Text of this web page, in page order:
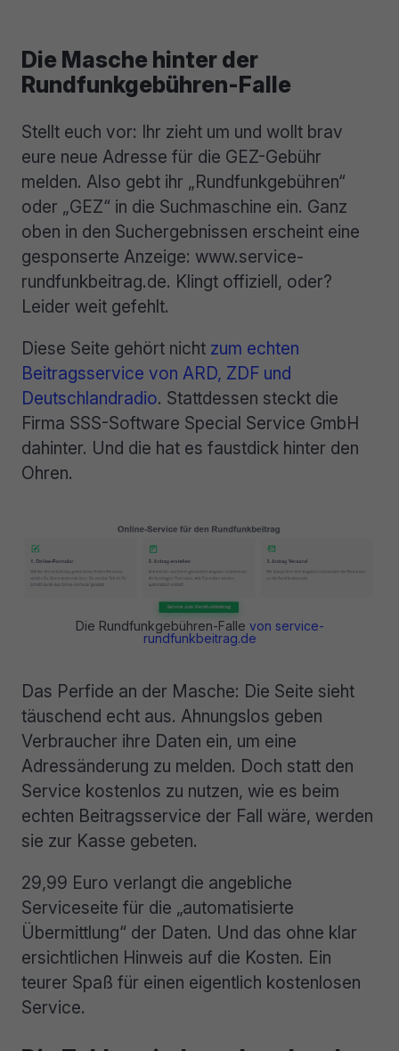
Die Masche hinter der
Rundfunkgebühren-Falle
Stellt euch vor: Ihr zieht um und wollt brav
eure neue Adresse für die GEZ-Gebühr
melden. Also gebt ihr „Rundfunkgebühren“
oder „GEZ“ in die Suchmaschine ein. Ganz
oben in den Suchergebnissen erscheint eine
gesponserte Anzeige: www.service-
rundfunkbeitrag.de. Klingt offiziell, oder?
Leider weit gefehlt.
Diese Seite gehört nicht zum echten
Beitragsservice von ARD, ZDF und
Deutschlandradio. Stattdessen steckt die
Firma SSS-Software Special Service GmbH
dahinter. Und die hat es faustdick hinter den
Ohren.
Die Rundfunkgebühren-Falle von service-
rundfunkbeitrag.de
Das Perfide an der Masche: Die Seite sieht
täuschend echt aus. Ahnungslos geben
Verbraucher ihre Daten ein, um eine
Adressänderung zu melden. Doch statt den
Service kostenlos zu nutzen, wie es beim
echten Beitragsservice der Fall wäre, werden
sie zur Kasse gebeten.
29,99 Euro verlangt die angebliche
Serviceseite für die „automatisierte
Übermittlung“ der Daten. Und das ohne klar
ersichtlichen Hinweis auf die Kosten. Ein
teurer Spaß für einen eigentlich kostenlosen
Service.